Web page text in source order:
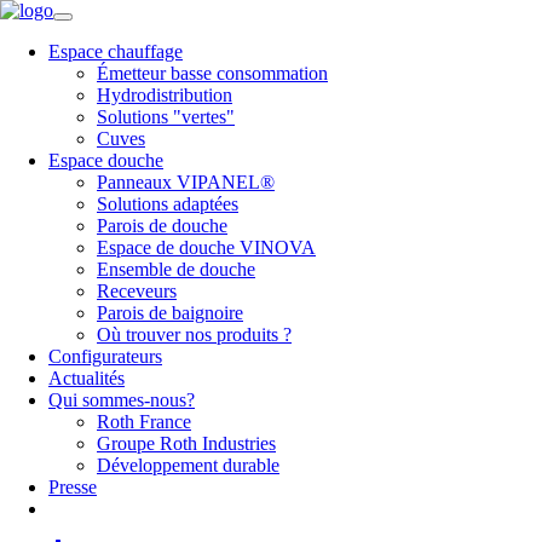
Espace chauffage
Émetteur basse consommation
Hydrodistribution
Solutions "vertes"
Cuves
Espace douche
Panneaux VIPANEL®
Solutions adaptées
Parois de douche
Espace de douche VINOVA
Ensemble de douche
Receveurs
Parois de baignoire
Où trouver nos produits ?
Configurateurs
Actualités
Qui sommes-nous?
Roth France
Groupe Roth Industries
Développement durable
Presse